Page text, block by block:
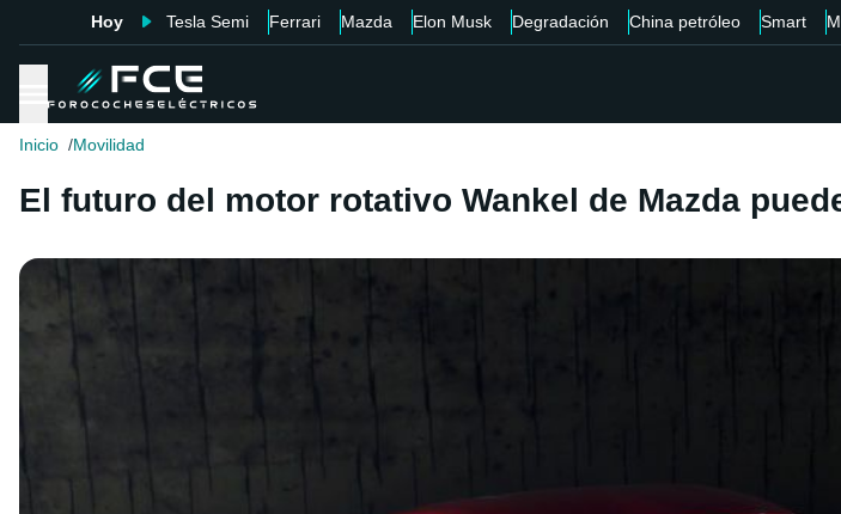
Hoy Tesla Semi Ferrari Mazda Elon Musk Degradación China petróleo Smart
Inicio Movilidad
El futuro del motor rotativo Wankel de Mazda